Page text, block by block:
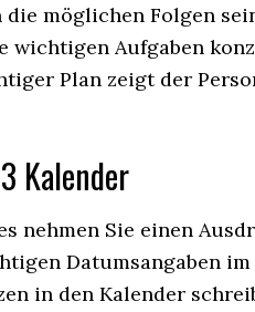
möglichen Folgen
wichtigen Aufgaben
Plan zeigt der
Kalender
nehmen Sie einen
Datumsangaben
in den Kalender